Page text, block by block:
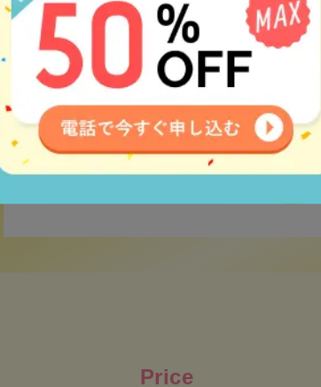
業界唯一の警察OB監修
ですので、安心し
てご依頼できるというお声を多く頂きま
す
口コミが多く、
評価が良かったから
スタッフの対応の良さを評価して頂く口
コミが多くあり、年齢層が若いスタッフ